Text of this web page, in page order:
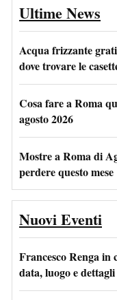
Ultime News
Acqua frizzante
dove trovare le
Cosa fare a Roma
agosto 2026
Mostre a Roma di
perdere questo mese
Nuovi Eventi
Francesco Renga
data, luogo e dettagli